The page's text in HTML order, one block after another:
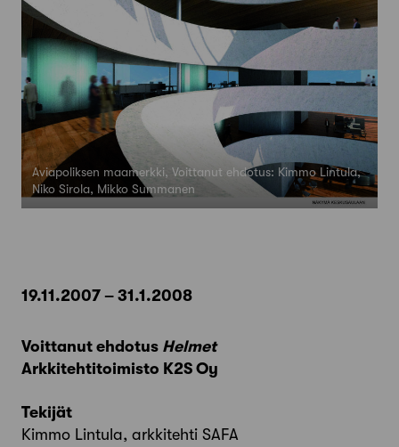
Aviapoliksen maamerkki, Voittanut ehdotus: Kimmo Lintula,
Niko Sirola, Mikko Summanen
19.11.2007 – 31.1.2008
Voittanut ehdotus Helmet
Arkkitehtitoimisto K2S Oy
Tekijät
Kimmo Lintula, arkkitehti SAFA